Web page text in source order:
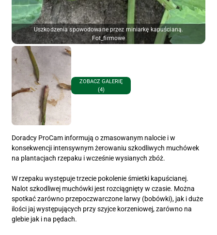
Uszkodzenia spowodowane przez miniarkę kapuścianą.
Fot_firmowe
ZOBACZ GALERIĘ
(4)
Doradcy ProCam informują o zmasowanym nalocie i w
konsekwencji intensywnym żerowaniu szkodliwych muchówek
na plantacjach rzepaku i wcześnie wysianych zbóż.
W rzepaku występuje trzecie pokolenie śmietki kapuścianej.
Nalot szkodliwej muchówki jest rozciągnięty w czasie. Można
spotkać zarówno przepoczwarczone larwy (bobówki), jak i duże
ilości jaj występujących przy szyjce korzeniowej, zarówno na
glebie jak i na pędach.